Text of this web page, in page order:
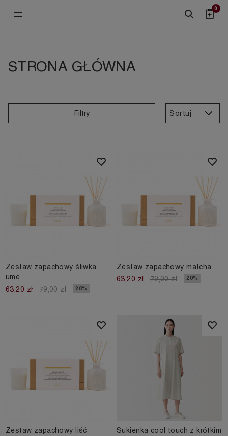
0
STRONA GŁÓWNA
Filtry Sortuj
Zestaw zapachowy śliwka
ume
63,20 zł
79,00 zł 20%
Zestaw zapachowy matcha
63,20 zł
79,00 zł 20%
Zestaw zapachowy liść
Sukienka cool touch z krótkim